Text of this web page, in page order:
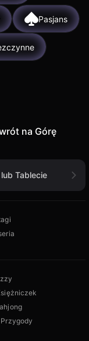
Pasjans
na Górę
Tablecie